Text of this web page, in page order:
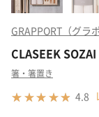
GRAPPORT（グラ
CLASEEK
箸・箸置き
4.8